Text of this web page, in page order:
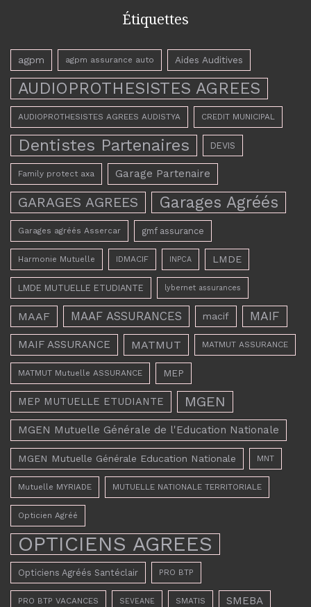
Étiquettes
agpm agpm assurance auto Aides Auditives
AUDIOPROTHESISTES AGREES
AUDIOPROTHESISTES AGREES AUDISTYA CREDIT MUNICIPAL
Dentistes Partenaires DEVIS
Family protect axa Garage Partenaire
GARAGES AGREES Garages Agréés
Garages agréés Assercar gmf assurance
Harmonie Mutuelle IDMACIF INPCA LMDE
LMDE MUTUELLE ETUDIANTE lybernet assurances
MAAF MAAF ASSURANCES macif MAIF
MAIF ASSURANCE MATMUT MATMUT ASSURANCE
MATMUT Mutuelle ASSURANCE MEP
MEP MUTUELLE ETUDIANTE MGEN
MGEN Mutuelle Générale de l'Education Nationale
MGEN Mutuelle Générale Education Nationale MNT
Mutuelle MYRIADE MUTUELLE NATIONALE TERRITORIALE
Opticien Agréé
OPTICIENS AGREES
Opticiens Agréés Santéclair PRO BTP
PRO BTP VACANCES SEVEANE SMATIS SMEBA